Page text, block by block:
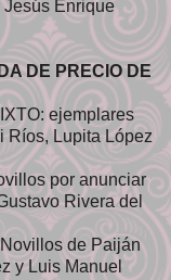
Jesús Enrique
DE PRECIO DE
ejemplares
Ríos, Lupita López
por anunciar
Rivera del
de Paiján
y Luis Manuel